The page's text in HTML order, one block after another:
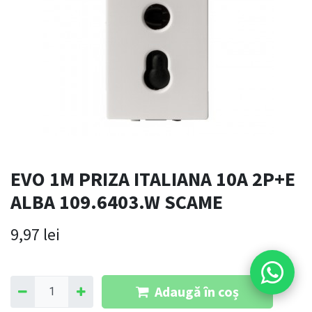
EVO 1M PRIZA ITALIANA 10A 2P+E
ALBA 109.6403.W SCAME
9,97 lei
Adaugă în coș